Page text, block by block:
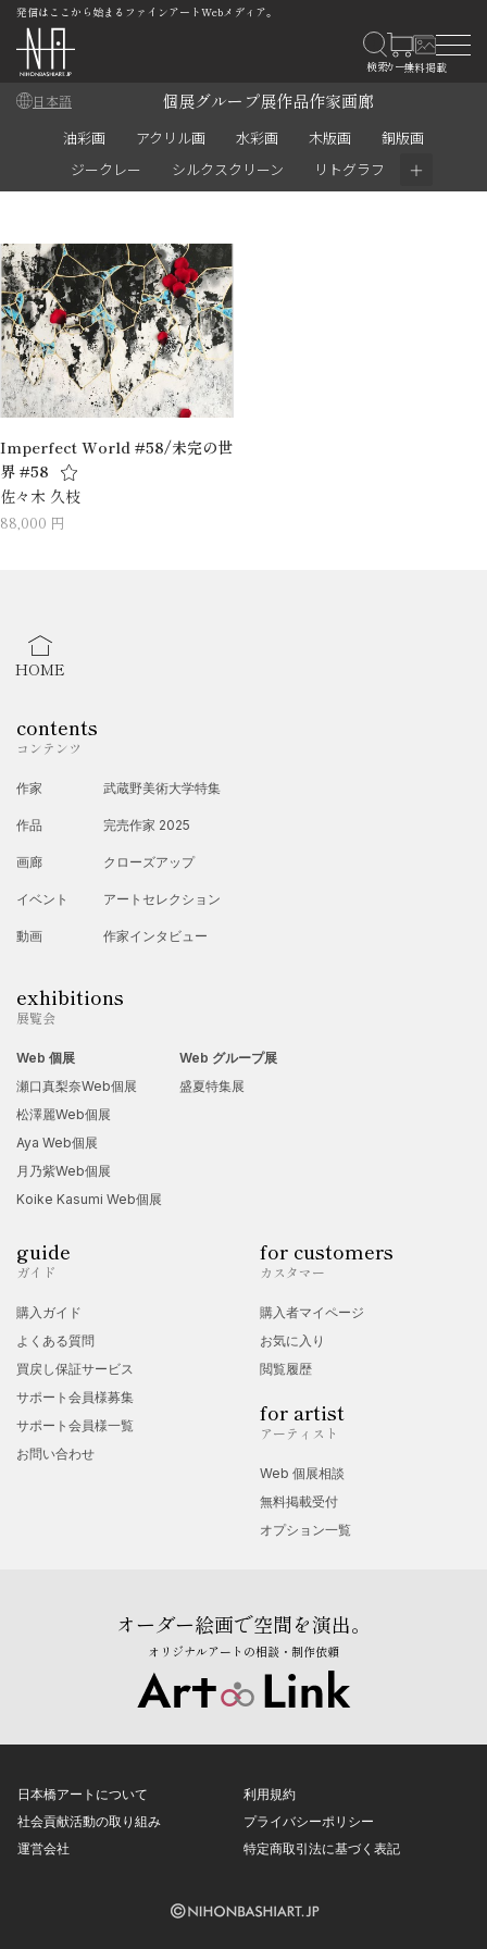
発信はここから始まるファインアートWebメディア。
日本語 個展グループ展作品作家画廊
油彩画 アクリル画 水彩画 木版画
銅版画
ジークレー
シルクスクリーン リトグラフ ＋
Imperfect World #58/未完の世
界 #58
佐々木 久枝
88,000 円
HOME
contents
コンテンツ
作家
作品
画廊
イベント
動画
武蔵野美術大学特集
完売作家 2025
クローズアップ
アートセレクション
作家インタビュー
exhibitions
展覧会
Web 個展
瀬口真梨奈Web個展
松澤麗Web個展
Aya Web個展
月乃紫Web個展
Koike Kasumi Web個展
Web グループ展
盛夏特集展
guide
ガイド
購入ガイド
よくある質問
買戻し保証サービス
サポート会員様募集
サポート会員様一覧
お問い合わせ
for customers
カスタマー
購入者マイページ
お気に入り
閲覧履歴
for artist
アーティスト
Web 個展相談
無料掲載受付
オプション一覧
オーダー絵画で空間を演出。
オリジナルアートの相談・制作依頼
日本橋アートについて
社会貢献活動の取り組み
運営会社
利用規約
プライバシーポリシー
特定商取引法に基づく表記